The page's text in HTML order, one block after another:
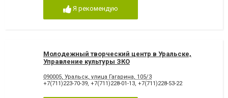
Я рекомендую
Молодежный творческий центр в Уральске,
Управление культуры ЗКО
090005, Уральск, улица Гагарина, 105/3
+7(711)223-70-39, +7(711)228-01-13, +7(711)228-53-22